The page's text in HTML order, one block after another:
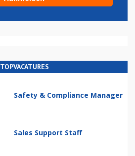
TOPVACATURES
Safety & Compliance Manager
Sales Support Staff